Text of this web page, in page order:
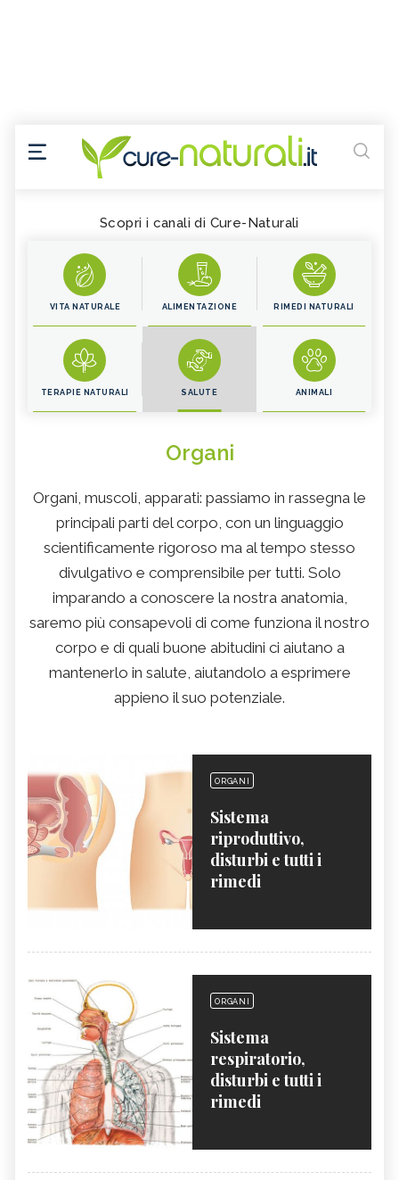
Scopri i canali di Cure-Naturali
VITA NATURALE ALIMENTAZIONE RIMEDI NATURALI
TERAPIE NATURALI SALUTE ANIMALI
Organi
Organi, muscoli, apparati: passiamo in rassegna le
principali parti del corpo, con un linguaggio
scientificamente rigoroso ma al tempo stesso
divulgativo e comprensibile per tutti. Solo
imparando a conoscere la nostra anatomia,
saremo più consapevoli di come funziona il nostro
corpo e di quali buone abitudini ci aiutano a
mantenerlo in salute, aiutandolo a esprimere
appieno il suo potenziale.
ORGANI
Sistema
riproduttivo,
disturbi e tutti i
rimedi
ORGANI
Sistema
respiratorio,
disturbi e tutti i
rimedi